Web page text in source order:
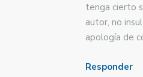
tenga cierto
autor, no
apología de
Responder